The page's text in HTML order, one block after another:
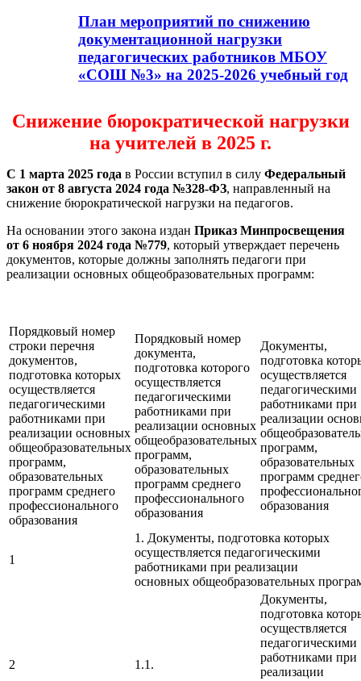
План мероприятий по снижению
документационной нагрузки
педагогических работников МБОУ
«СОШ №3» на 2025-2026 учебный год
Снижение бюрократической нагрузки
на учителей в 2025 г.
С 1 марта 2025 года в России вступил в силу Федеральный
закон от 8 августа 2024 года №328-ФЗ, направленный на
снижение бюрократической нагрузки на педагогов.
На основании этого закона издан Приказ Минпросвещения
от 6 ноября 2024 года №779, который утверждает перечень
документов, которые должны заполнять педагоги при
реализации основных общеобразовательных программ:
Порядковый номер
строки перечня
документов,
подготовка которых
осуществляется
педагогическими
работниками при
реализации основных
общеобразовательных
программ,
образовательных
программ среднего
профессионального
образования
Порядковый номер
документа,
подготовка которого
осуществляется
педагогическими
работниками при
реализации основных
общеобразовательных
программ,
образовательных
программ среднего
профессионального
образования
Документы,
подготовка
осуществляется
педагогическими
работниками при
реализации
программ,
образовательных
программ
образования
1
1. Документы, подготовка которых
осуществляется педагогическими
работниками при реализации
основных общеобразовательных
2 1.1.
Документы,
подготовка
осуществляется
педагогическими
работниками при
реализации